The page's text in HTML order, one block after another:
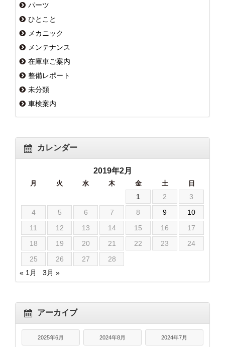
パーツ
ひとこと
メカニック
メンテナンス
在庫車ご案内
整備レポート
未分類
車検案内
カレンダー
2019年2月
月 火 水 木 金 土 日
1 2
3
4
5 6 7 8 9
10
11
12 13 14 15 16
17
18
19 20 21 22 23
24
25
26 27
28
« 1月
3月 »
アーカイブ
2025年6月 2024年8月 2024年7月